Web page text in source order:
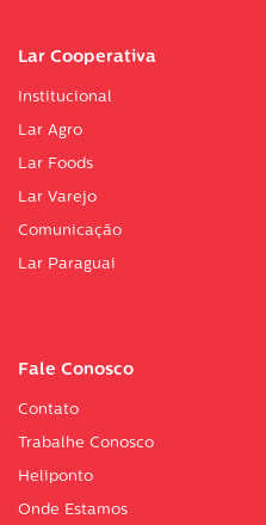
Lar Cooperativa
Institucional
Lar Agro
Lar Foods
Lar Varejo
Comunicação
Lar Paraguai
Fale Conosco
Contato
Trabalhe Conosco
Heliponto
Onde Estamos